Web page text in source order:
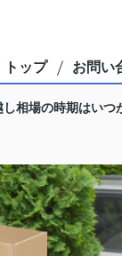
トップ お問い
し相場の時期はいつ